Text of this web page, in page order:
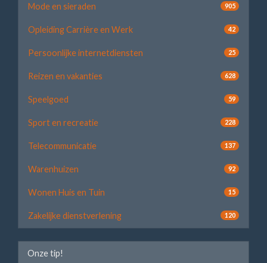
Mode en sieraden 905
Opleiding Carrière en Werk 42
Persoonlijke internetdiensten 25
Reizen en vakanties 628
Speelgoed 59
Sport en recreatie 228
Telecommunicatie 137
Warenhuizen 92
Wonen Huis en Tuin 15
Zakelijke dienstverlening 120
Onze tip!